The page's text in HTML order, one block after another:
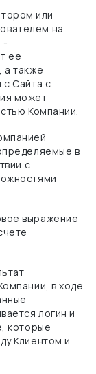
или
на
-
ее
а также
Сайта с
может
Компании.
в
с
выражение
в ходе
логин и
которые
Клиентом и